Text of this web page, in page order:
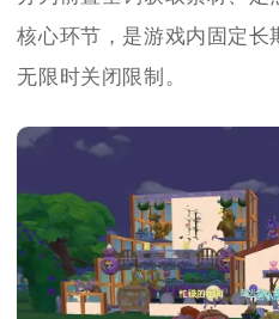
核心环节，是游戏内固定长
无限时关闭限制。